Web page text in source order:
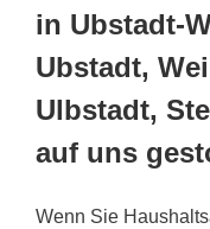
in Ubstadt-
Ubstadt,
Ulbstadt,
auf uns
Wenn Sie